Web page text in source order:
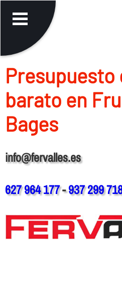
barato en
Bages
info@fervalles.es
627 964 177-937 299